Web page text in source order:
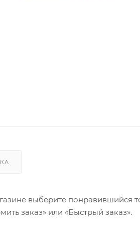
выберите понравившийся
заказ» или «Быстрый заказ».